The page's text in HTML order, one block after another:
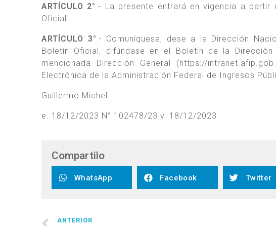
ARTÍCULO 2°.- La presente entrará en vigencia a
Oficial.
ARTÍCULO 3°.- Comuníquese, dese a la Dirección
Boletín Oficial, difúndase en el Boletín de la
mencionada Dirección General (https://
Electrónica de la Administración Federal de Ingresos
Guillermo Michel
e. 18/12/2023 N° 102478/23 v. 18/12/2023
Compartilo
WhatsApp Facebook Twitter
ANTERIOR